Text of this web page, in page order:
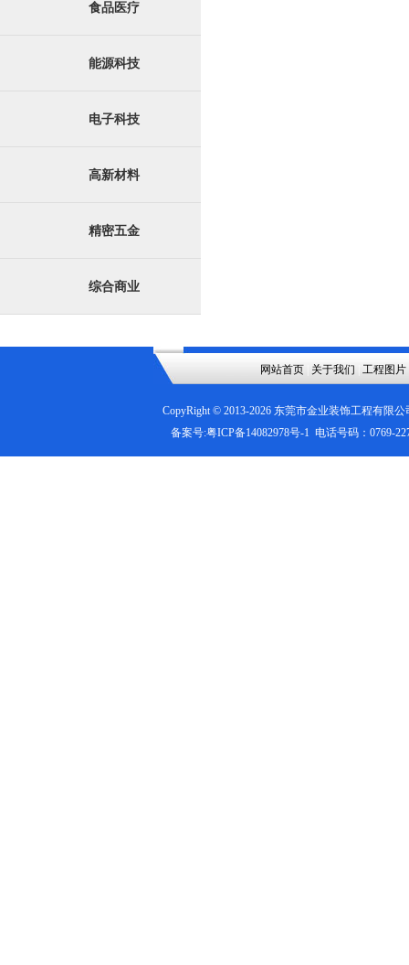
食品医疗
能源科技
电子科技
高新材料
精密五金
综合商业
网站首页| 关于我们 工程图片
CopyRight © 2013-2026 东莞市金业装饰工程有限公
备案号:粤ICP备14082978号-1 电话号码：0769-